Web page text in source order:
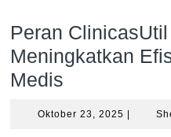
Peran
Meningkatkan
Medis
Oktober 23, 2025 Oktober